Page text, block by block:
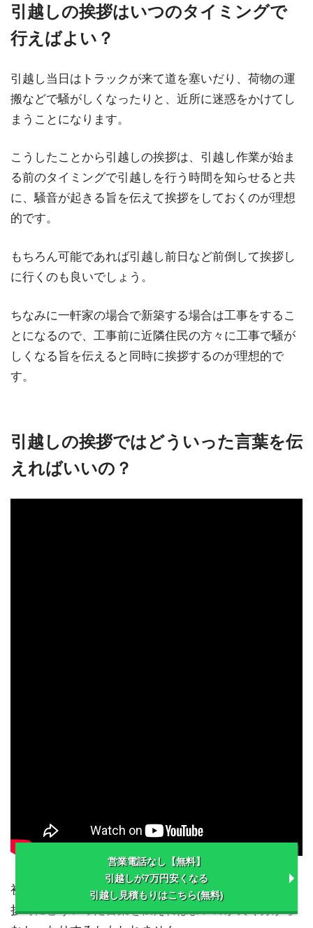
引越しの挨拶はいつのタイミングで
行えばよい？
引越し当日はトラックが来て道を塞いだり、荷物の運
搬などで騒がしくなったりと、近所に迷惑をかけてし
まうことになります。
こうしたことから引越しの挨拶は、引越し作業が始ま
る前のタイミングで引越しを行う時間を知らせると共
に、騒音が起きる旨を伝えて挨拶をしておくのが理想
的です。
もちろん可能であれば引越し前日など前倒して挨拶し
に行くのも良いでしょう。
ちなみに一軒家の場合で新築する場合は工事をするこ
とになるので、工事前に近隣住民の方々に工事で騒が
しくなる旨を伝えると同時に挨拶するのが理想的で
す。
引越しの挨拶ではどういった言葉を伝
えればいいの？
初めて引越しをするような場合であれば、引越しの挨
拶時にどういった言葉を伝えればよいのか良く分から
営業電話なし【無料】
引越しが7万円安くなる
引越し見積もりはこちら(無料)